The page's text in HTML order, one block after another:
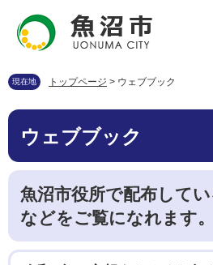
先
で
を
ば
本
文
現在地 トップページ > ウェブブック
本
ウェブブック
魚沼市役所で配布して
などをご覧になれます。